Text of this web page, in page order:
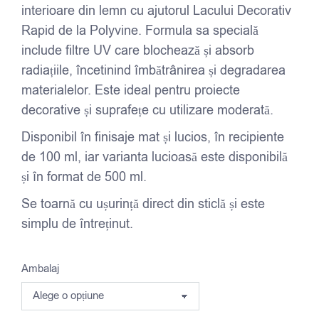
interioare din lemn cu ajutorul Lacului Decorativ
Rapid de la Polyvine. Formula sa specială
include filtre UV care blochează și absorb
radiațiile, încetinind îmbătrânirea și degradarea
materialelor. Este ideal pentru proiecte
decorative și suprafețe cu utilizare moderată.
Disponibil în finisaje mat și lucios, în recipiente
de 100 ml, iar varianta lucioasă este disponibilă
și în format de 500 ml.
Se toarnă cu ușurință direct din sticlă și este
simplu de întreținut.
Ambalaj